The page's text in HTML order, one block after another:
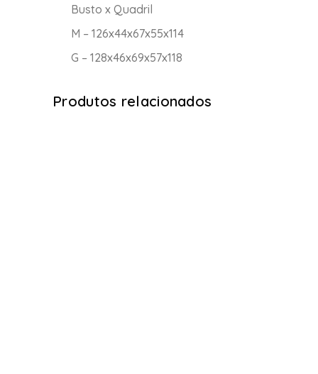
Busto x Quadril
M – 126x44x67x55x114
G – 128x46x69x57x118
Produtos relacionados